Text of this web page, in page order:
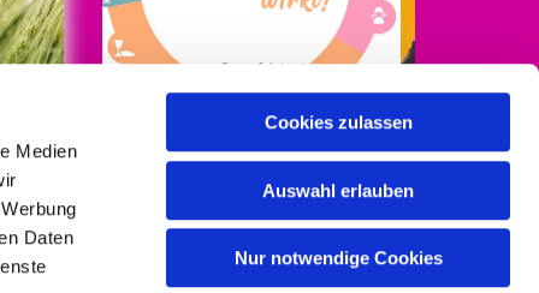
Medien
Daten
Cookies zulassen
Auswahl erlauben
Nur notwendige Cookies
Mehr Infos auf
kirchensteuer-wirkt.de